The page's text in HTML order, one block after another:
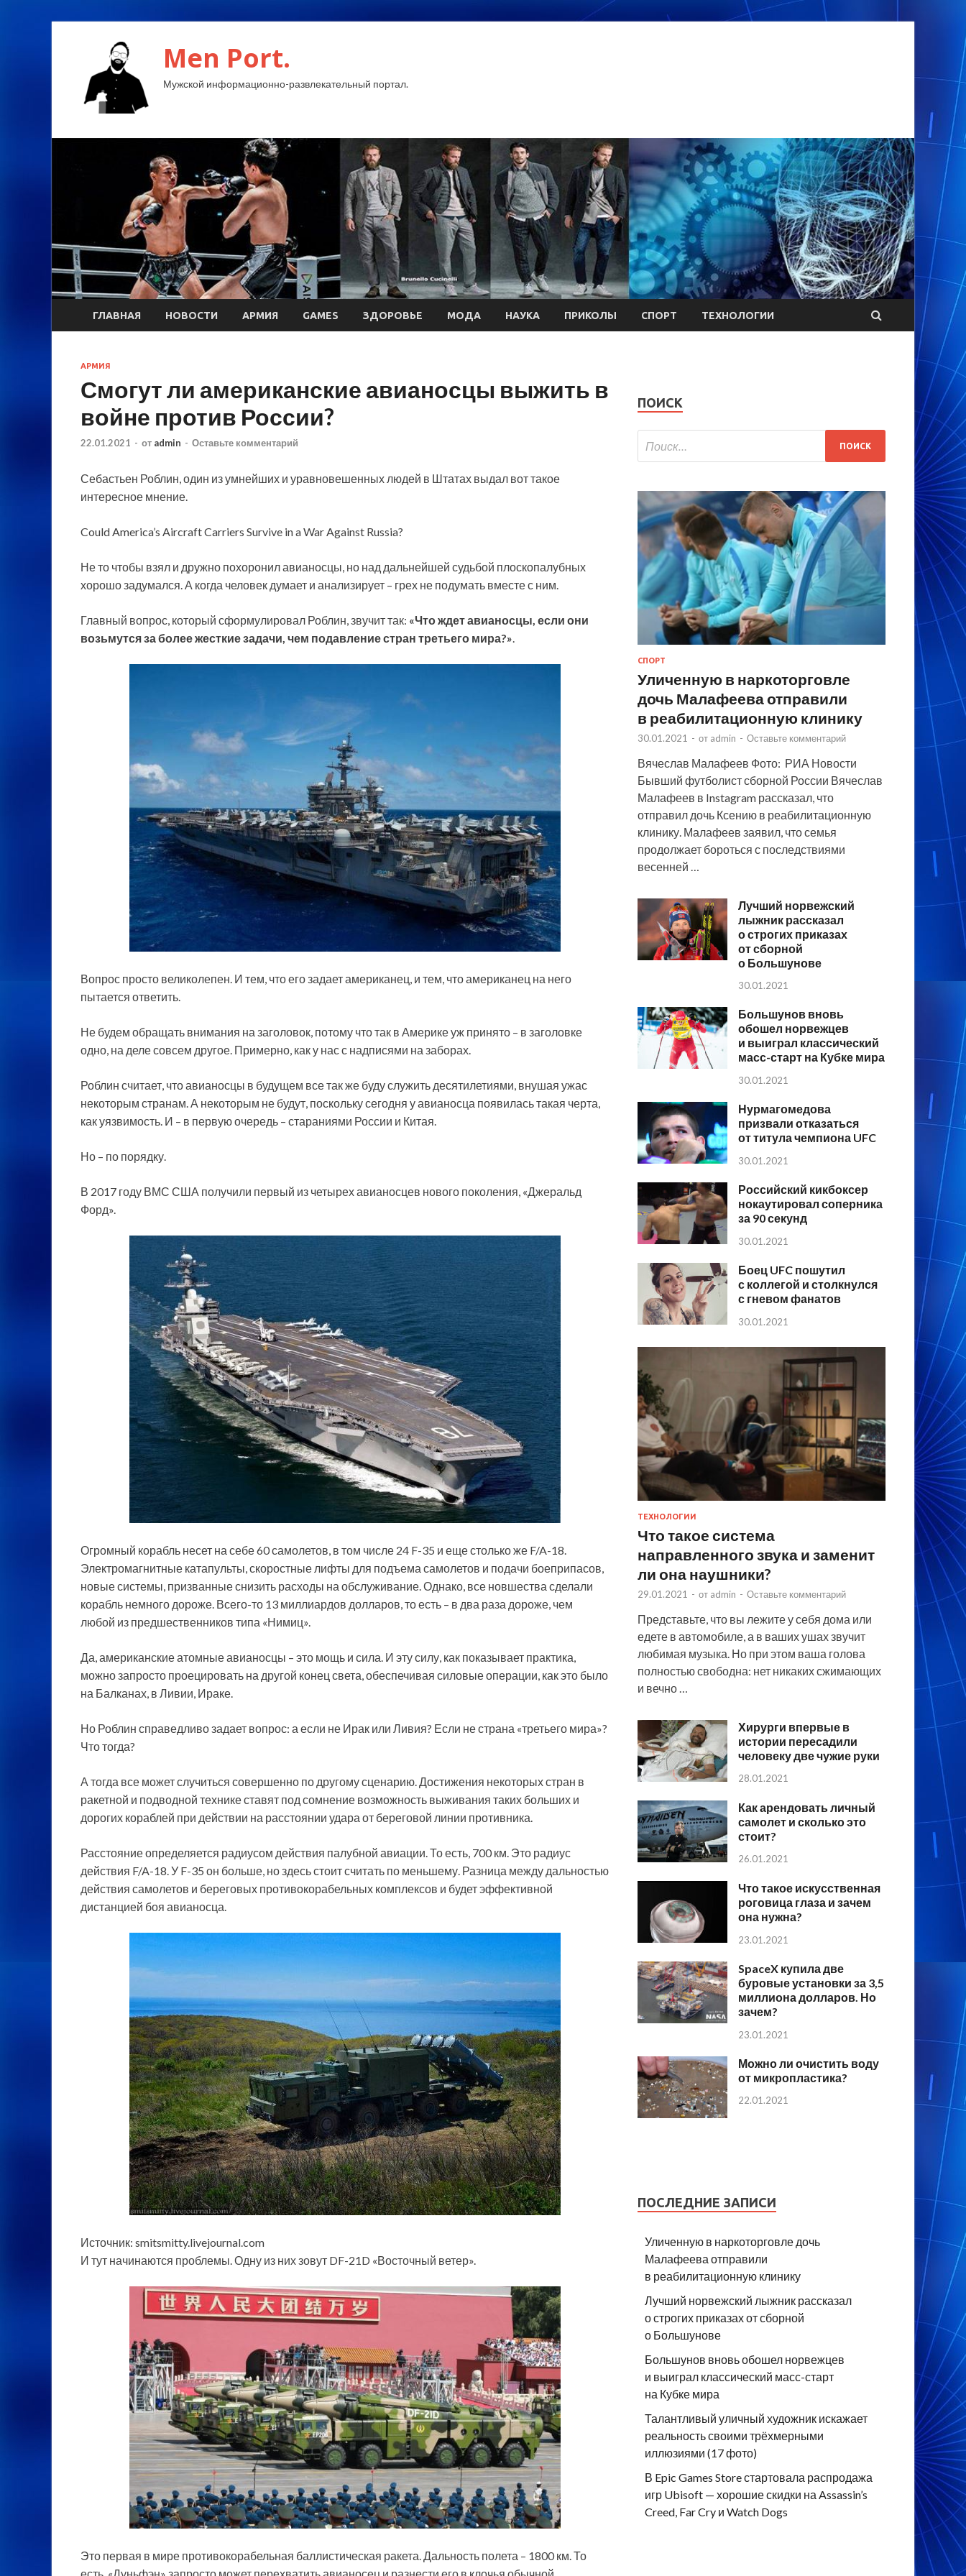
Men Port.
Мужской информационно-развлекательный портал.
ГЛАВНАЯ НОВОСТИ АРМИЯ GAMES ЗДОРОВЬЕ МОДА НАУКА ПРИКОЛЫ СПОРТ ТЕХНОЛОГИИ
АРМИЯ
Смогут ли американские авианосцы выжить в
войне против России?
22.01.2021 - от admin - Оставьте комментарий
Себастьен Роблин, один из умнейших и уравновешенных людей в Штатах выдал вот такое
интересное мнение.
Could America’s Aircraft Carriers Survive in a War Against Russia?
Не то чтобы взял и дружно похоронил авианосцы, но над дальнейшей судьбой плоскопалубных
хорошо задумался. А когда человек думает и анализирует – грех не подумать вместе с ним.
Главный вопрос, который сформулировал Роблин, звучит так: «Что ждет авианосцы, если они
возьмутся за более жесткие задачи, чем подавление стран третьего мира?».
Вопрос просто великолепен. И тем, что его задает американец, и тем, что американец на него
пытается ответить.
Не будем обращать внимания на заголовок, потому что так в Америке уж принято – в заголовке
одно, на деле совсем другое. Примерно, как у нас с надписями на заборах.
Роблин считает, что авианосцы в будущем все так же буду служить десятилетиями, внушая ужас
некоторым странам. А некоторым не будут, поскольку сегодня у авианосца появилась такая черта,
как уязвимость. И – в первую очередь – стараниями России и Китая.
Но – по порядку.
В 2017 году ВМС США получили первый из четырех авианосцев нового поколения, «Джеральд
Форд».
Огромный корабль несет на себе 60 самолетов, в том числе 24 F-35 и еще столько же F/A-18.
Электромагнитные катапульты, скоростные лифты для подъема самолетов и подачи боеприпасов,
новые системы, призванные снизить расходы на обслуживание. Однако, все новшества сделали
корабль немного дороже. Всего-то 13 миллиардов долларов, то есть – в два раза дороже, чем
любой из предшественников типа «Нимиц».
Да, американские атомные авианосцы – это мощь и сила. И эту силу, как показывает практика,
можно запросто проецировать на другой конец света, обеспечивая силовые операции, как это было
на Балканах, в Ливии, Ираке.
Но Роблин справедливо задает вопрос: а если не Ирак или Ливия? Если не страна «третьего мира»?
Что тогда?
А тогда все может случиться совершенно по другому сценарию. Достижения некоторых стран в
ракетной и подводной технике ставят под сомнение возможность выживания таких больших и
дорогих кораблей при действии на расстоянии удара от береговой линии противника.
Расстояние определяется радиусом действия палубной авиации. То есть, 700 км. Это радиус
действия F/A-18. У F-35 он больше, но здесь стоит считать по меньшему. Разница между дальностью
действия самолетов и береговых противокорабельных комплексов и будет эффективной
дистанцией боя авианосца.
Источник: smitsmitty.livejournal.com
И тут начинаются проблемы. Одну из них зовут DF-21D «Восточный ветер».
Это первая в мире противокорабельная баллистическая ракета. Дальность полета – 1800 км. То
ПОИСК
СПОРТ
Уличенную в наркоторговле
дочь Малафеева отправили
в реабилитационную клинику
30.01.2021 - от admin - Оставьте комментарий
Вячеслав Малафеев Фото: РИА Новости
Бывший футболист сборной России Вячеслав
Малафеев в Instagram рассказал, что
отправил дочь Ксению в реабилитационную
клинику. Малафеев заявил, что семья
продолжает бороться с последствиями
весенней …
Лучший норвежский
лыжник рассказал
о строгих приказах
от сборной
о Большунове
30.01.2021
Большунов вновь
обошел норвежцев
и выиграл классический
масс-старт на Кубке мира
30.01.2021
Нурмагомедова
призвали отказаться
от титула чемпиона UFC
30.01.2021
Российский кикбоксер
нокаутировал соперника
за 90 секунд
30.01.2021
Боец UFC пошутил
с коллегой и столкнулся
с гневом фанатов
30.01.2021
ТЕХНОЛОГИИ
Что такое система
направленного звука и заменит
ли она наушники?
29.01.2021 - от admin - Оставьте комментарий
Представьте, что вы лежите у себя дома или
едете в автомобиле, а в ваших ушах звучит
любимая музыка. Но при этом ваша голова
полностью свободна: нет никаких сжимающих
и вечно …
Хирурги впервые в
истории пересадили
человеку две чужие руки
28.01.2021
Как арендовать личный
самолет и сколько это
стоит?
26.01.2021
Что такое искусственная
роговица глаза и зачем
она нужна?
23.01.2021
SpaceX купила две
буровые установки за 3,5
миллиона долларов. Но
зачем?
23.01.2021
Можно ли очистить воду
от микропластика?
22.01.2021
ПОСЛЕДНИЕ ЗАПИСИ
Уличенную в наркоторговле дочь
Малафеева отправили
в реабилитационную клинику
Лучший норвежский лыжник рассказал
о строгих приказах от сборной
о Большунове
Большунов вновь обошел норвежцев
и выиграл классический масс-старт
на Кубке мира
Талантливый уличный художник искажает
реальность своими трёхмерными
иллюзиями (17 фото)
В Epic Games Store стартовала распродажа
игр Ubisoft — хорошие скидки на Assassin’s
Creed, Far Cry и Watch Dogs